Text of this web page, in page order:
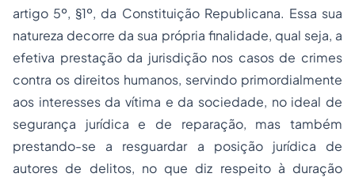
artigo 5º, §1º, da Constituição Republicana. Essa sua
natureza decorre da sua própria finalidade, qual seja, a
efetiva prestação da jurisdição nos casos de crimes
contra os direitos humanos, servindo primordialmente
aos interesses da vítima e da sociedade, no ideal de
segurança jurídica e de reparação, mas também
prestando-se a resguardar a posição jurídica de
autores de delitos, no que diz respeito à duração